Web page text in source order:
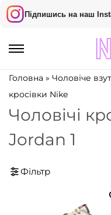
Підпишись на наш
Головна » Чоловіче
кросівки Nike
Чоловічі
Jordan 1
Фільтр